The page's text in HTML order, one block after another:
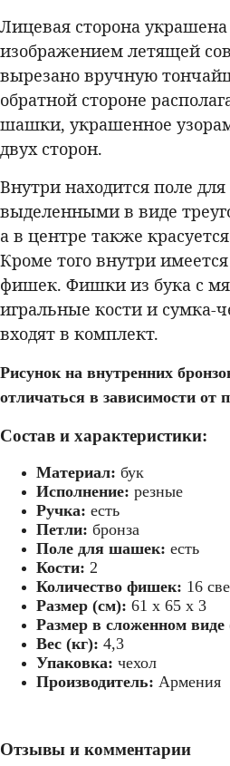
Лицевая сторона
изображением летящей
вырезано вручную
обратной стороне
шашки, украшенное
двух сторон.
Внутри находится поле
выделенными в виде
а в центре также
Кроме того внутри
фишек. Фишки из бука с
игральные кости и сумка-
входят в комплект.
Рисунок на внутренних
отличаться в зависимости от
Состав и характеристики:
Материал: бук
Исполнение: резные
Ручка: есть
Петли: бронза
Поле для шашек: есть
Кости: 2
Количество фишек: 16
Размер (см): 61 х 65 х 3
Размер в сложенном виде
Вес (кг): 4,3
Упаковка: чехол
Производитель: Армения
Отзывы и комментарии